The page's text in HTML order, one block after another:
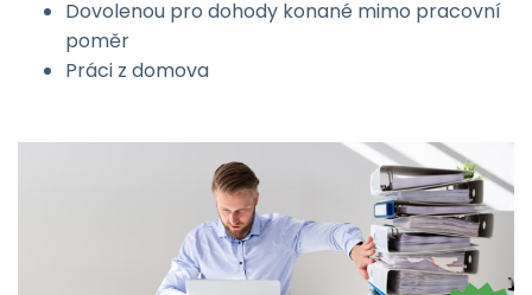
Dovolenou pro dohody konané mimo pracovní
poměr
Práci z domova